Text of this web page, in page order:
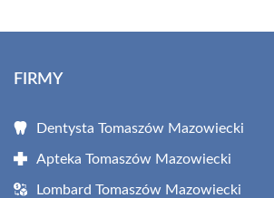
FIRMY
Dentysta Tomaszów Mazowiecki
Apteka Tomaszów Mazowiecki
Lombard Tomaszów Mazowiecki